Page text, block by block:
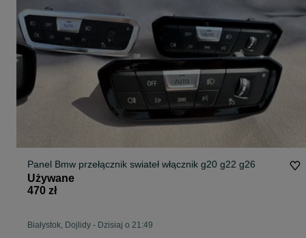
Panel Bmw przełącznik swiateł włącznik g20 g22 g26
Używane
470 zł
Białystok, Dojlidy - Dzisiaj o 21:49